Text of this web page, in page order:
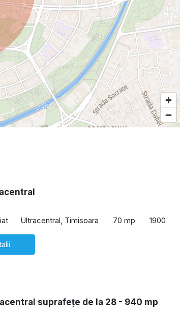
Ultracentral, Timisoara 70 mp 1900
suprafețe de la 28 - 940 mp